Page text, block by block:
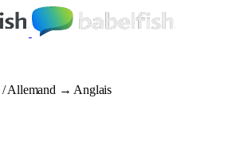
/ Allemand → Anglais